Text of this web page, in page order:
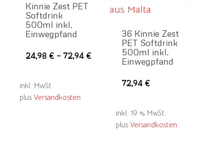
Kinnie Zest PET
Softdrink
500ml inkl.
Einwegpfand
24,98€–72,94€
Dieses
Produkt
weist
Varianten
auf.
inkl. MwSt.
plus Versandkosten
36 Kinnie Zest
PET Softdrink
500ml inkl.
Einwegpfand
72,94€
inkl. 19 % MwSt.
plus Versandkosten